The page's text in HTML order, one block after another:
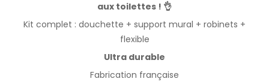
aux toilettes ! 👌
Kit complet : douchette + support mural + robinets +
flexible
Ultra durable
Fabrication française